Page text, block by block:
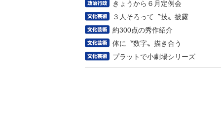
きょうから６月定例会
３人そろって〝技〟披露
約300点の秀作紹介
体に〝数字〟描き合う
プラットで小劇場シリーズ